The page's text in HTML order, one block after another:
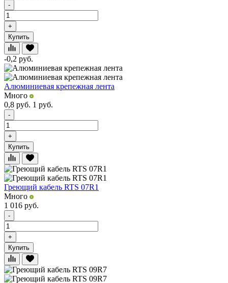
-
+
Купить
-0,2 руб.
Алюминиевая крепежная лента
Много
0,8 руб. 1 руб.
-
+
Купить
Греющий кабель RTS 07R1
Много
1 016 руб.
-
+
Купить